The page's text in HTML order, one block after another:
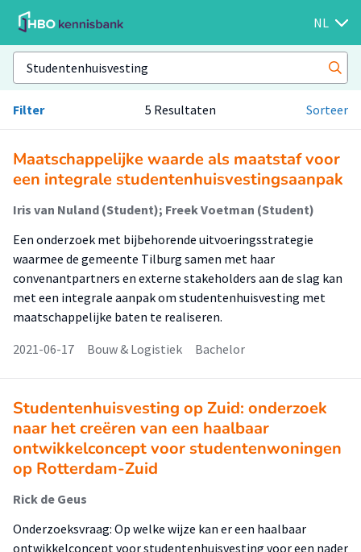
NL
Filter 5 Resultaten Sorteer
Maatschappelijke waarde als maatstaf voor
een integrale studentenhuisvestingsaanpak
Iris van Nuland (Student); Freek Voetman (Student)
Een onderzoek met bijbehorende uitvoeringsstrategie
waarmee de gemeente Tilburg samen met haar
convenantpartners en externe stakeholders aan de slag kan
met een integrale aanpak om studentenhuisvesting met
maatschappelijke baten te realiseren.
2021-06-17
Bouw & Logistiek Bachelor
Studentenhuisvesting op Zuid: onderzoek
naar het creëren van een haalbaar
ontwikkelconcept voor studentenwoningen
op Rotterdam-Zuid
Rick de Geus
Onderzoeksvraag: Op welke wijze kan er een haalbaar
ontwikkelconcept voor studentenhuisvesting voor een nader